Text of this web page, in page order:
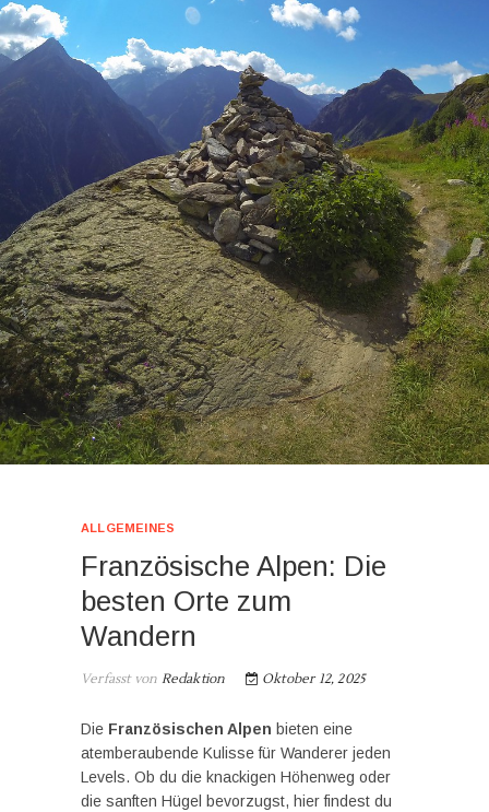
ALLGEMEINES
Französische Alpen: Die
besten Orte zum
Wandern
Verfasst von Redaktion Oktober 12, 2025
Die Französischen Alpen bieten eine
atemberaubende Kulisse für Wanderer jeden
Levels. Ob du die knackigen Höhenweg oder
die sanften Hügel bevorzugst, hier findest du